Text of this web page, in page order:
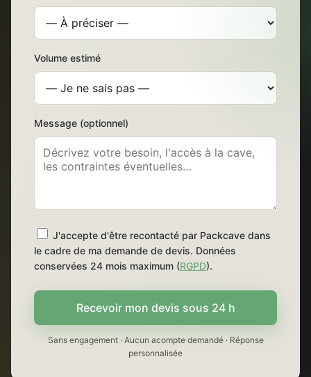
Volume estimé
Message (optionnel)
J'accepte d'être recontacté par Packcave dans
le cadre de ma demande de devis. Données
conservées 24 mois maximum (RGPD).
Recevoir mon devis sous 24 h
Sans engagement · Aucun acompte demandé · Réponse
personnalisée